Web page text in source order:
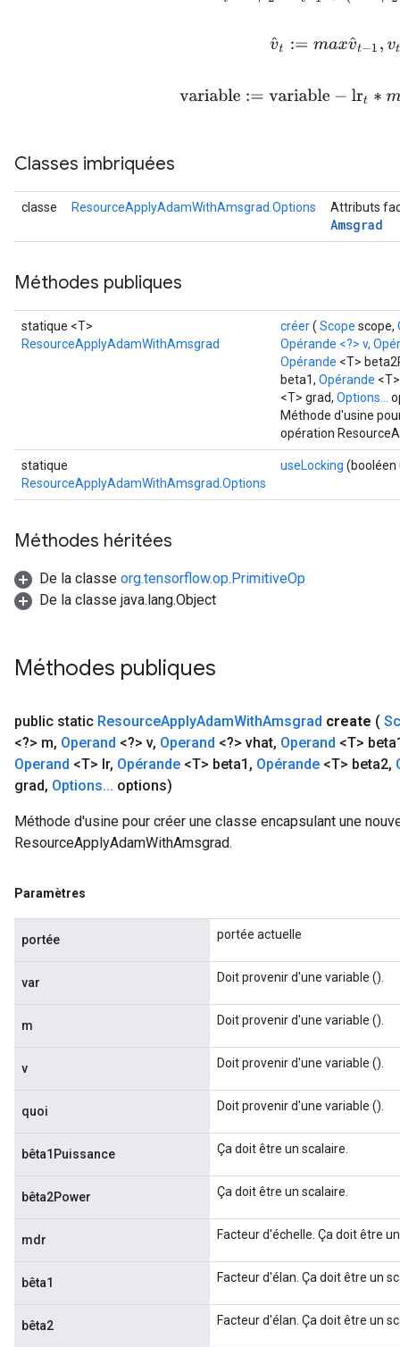
v^t:= maxv^t−1, vt
variable:=variable− lrt∗ m t/(
Classes imbriquées
classe ResourceApplyAdamWithAmsgrad.Options Attributs
Amsgrad
Méthodes publiques
statique <T>
ResourceApplyAdamWithAmsgrad
créer( Scope scope,
Opérande <?> v,
Opérande <T>
beta1, Opérande
<T> grad, Options...
Méthode d'usine
opération
statique
ResourceApplyAdamWithAmsgrad.Options
useLocking (booléen
Méthodes héritées
De la classe org.tensorflow.op.PrimitiveOp
De la classe java.lang.Object
Méthodes publiques
public static ResourceApplyAdamWithAmsgrad create (
<?> m, Operand <?> v, Operand <?> vhat, Operand <T>
Operand <T> lr, Opérande <T> beta1 , Opérande <T> beta2,
grad, Options... options)
Méthode d'usine pour créer une classe encapsulant une
ResourceApplyAdamWithAmsgrad.
Paramètres
portée portée actuelle
var Doit provenir d'une variable ().
m Doit provenir d'une variable ().
v Doit provenir d'une variable ().
quoi Doit provenir d'une variable ().
bêta1Puissance Ça doit être un scalaire.
bêta2Power Ça doit être un scalaire.
mdr Facteur d'échelle. Ça doit être
bêta1 Facteur d'élan. Ça doit être un
bêta2 Facteur d'élan. Ça doit être un